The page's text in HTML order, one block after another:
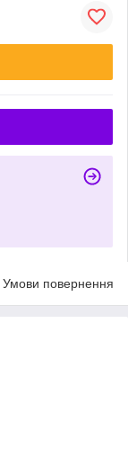
Умови повернення